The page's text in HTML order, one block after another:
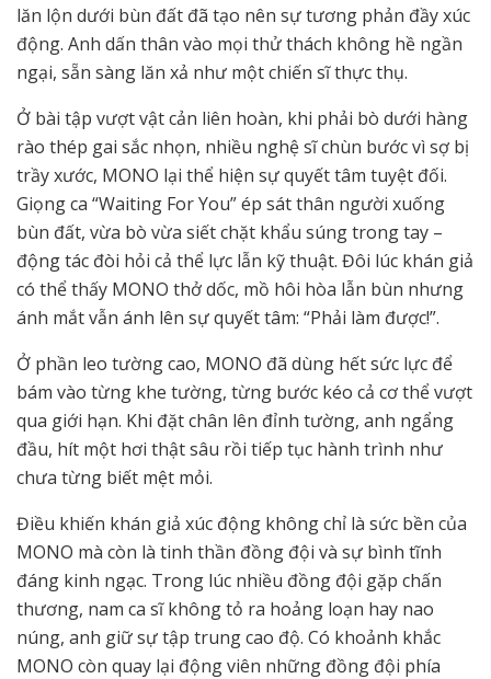
lăn lộn dưới bùn đất đã tạo nên sự tương phản đầy xúc
động. Anh dấn thân vào mọi thử thách không hề ngần
ngại, sẵn sàng lăn xả như một chiến sĩ thực thụ.
Ở bài tập vượt vật cản liên hoàn, khi phải bò dưới hàng
rào thép gai sắc nhọn, nhiều nghệ sĩ chùn bước vì sợ bị
trầy xước, MONO lại thể hiện sự quyết tâm tuyệt đối.
Giọng ca “Waiting For You” ép sát thân người xuống
bùn đất, vừa bò vừa siết chặt khẩu súng trong tay –
động tác đòi hỏi cả thể lực lẫn kỹ thuật. Đôi lúc khán giả
có thể thấy MONO thở dốc, mồ hôi hòa lẫn bùn nhưng
ánh mắt vẫn ánh lên sự quyết tâm: “Phải làm được!”.
Ở phần leo tường cao, MONO đã dùng hết sức lực để
bám vào từng khe tường, từng bước kéo cả cơ thể vượt
qua giới hạn. Khi đặt chân lên đỉnh tường, anh ngẩng
đầu, hít một hơi thật sâu rồi tiếp tục hành trình như
chưa từng biết mệt mỏi.
Điều khiến khán giả xúc động không chỉ là sức bền của
MONO mà còn là tinh thần đồng đội và sự bình tĩnh
đáng kinh ngạc. Trong lúc nhiều đồng đội gặp chấn
thương, nam ca sĩ không tỏ ra hoảng loạn hay nao
núng, anh giữ sự tập trung cao độ. Có khoảnh khắc
MONO còn quay lại động viên những đồng đội phía